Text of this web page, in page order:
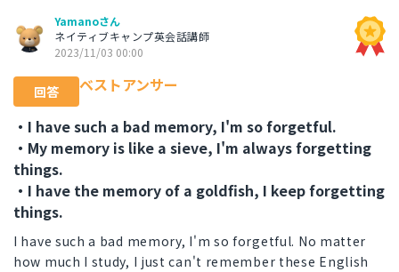
Yamanoさん
ネイティブキャンプ英会話講師
2023/11/03 00:00
回答
ベストアンサー
・I have such a bad memory, I'm so forgetful.
・My memory is like a sieve, I'm always forgetting
things.
・I have the memory of a goldfish, I keep forgetting
things.
I have such a bad memory, I'm so forgetful. No matter
how much I study, I just can't remember these English